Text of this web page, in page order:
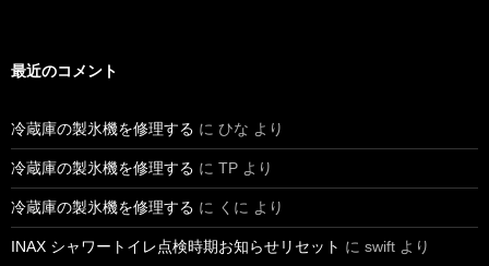
最近のコメント
冷蔵庫の製氷機を修理する に ひな より
冷蔵庫の製氷機を修理する に TP より
冷蔵庫の製氷機を修理する に くに より
INAX シャワートイレ点検時期お知らせリセット に swift より